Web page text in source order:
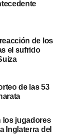
de los
el sufrido
de las 53
los jugadores
Inglaterra del